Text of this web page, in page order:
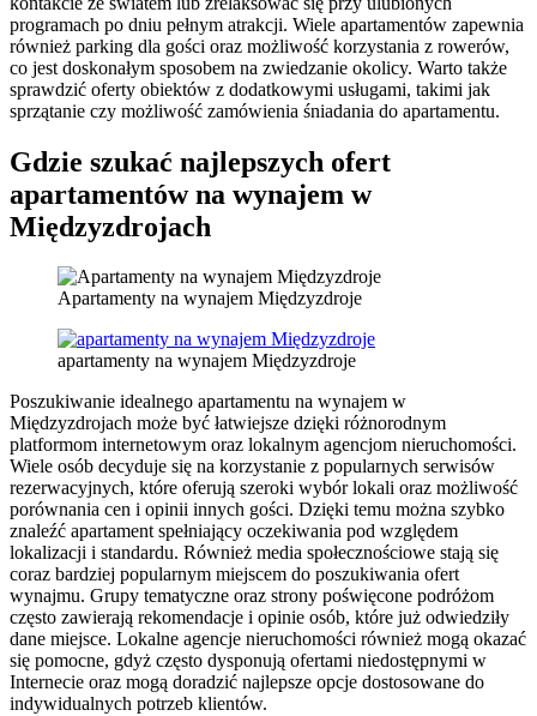
programach po dniu pełnym atrakcji. Wiele apartamentów zapewnia
również parking dla gości oraz możliwość korzystania z rowerów,
co jest doskonałym sposobem na zwiedzanie okolicy. Warto także
sprawdzić oferty obiektów z dodatkowymi usługami, takimi jak
sprzątanie czy możliwość zamówienia śniadania do apartamentu.
Gdzie szukać najlepszych ofert
apartamentów na wynajem w
Międzyzdrojach
Apartamenty na wynajem Międzyzdroje
apartamenty na wynajem Międzyzdroje
Poszukiwanie idealnego apartamentu na wynajem w
Międzyzdrojach może być łatwiejsze dzięki różnorodnym
platformom internetowym oraz lokalnym agencjom nieruchomości.
Wiele osób decyduje się na korzystanie z popularnych serwisów
rezerwacyjnych, które oferują szeroki wybór lokali oraz możliwość
porównania cen i opinii innych gości. Dzięki temu można szybko
znaleźć apartament spełniający oczekiwania pod względem
lokalizacji i standardu. Również media społecznościowe stają się
coraz bardziej popularnym miejscem do poszukiwania ofert
wynajmu. Grupy tematyczne oraz strony poświęcone podróżom
często zawierają rekomendacje i opinie osób, które już odwiedziły
dane miejsce. Lokalne agencje nieruchomości również mogą okazać
się pomocne, gdyż często dysponują ofertami niedostępnymi w
Internecie oraz mogą doradzić najlepsze opcje dostosowane do
indywidualnych potrzeb klientów.